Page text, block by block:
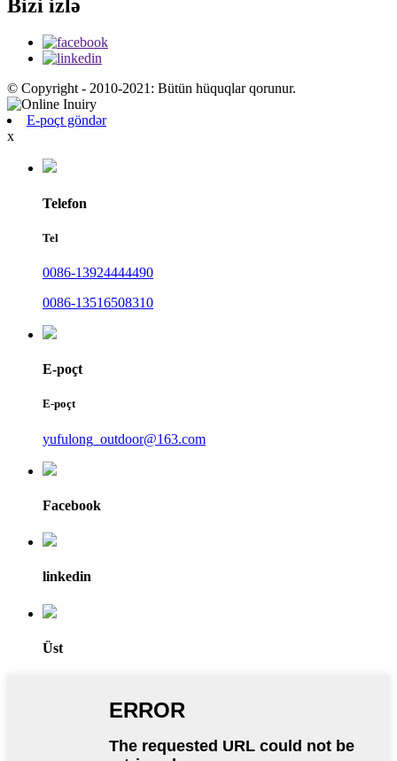
Bizi izlə
© Copyright - 2010-2021: Bütün hüquqlar qorunur.
E-poçt göndər
x
Telefon
Tel
0086-13924444490
0086-13516508310
E-poçt
E-poçt
yufulong_outdoor@163.com
Facebook
linkedin
Üst